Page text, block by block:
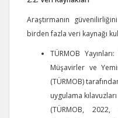
Araştırmanın
birden fazla veri kaynağı
TÜRMOB
Müşavirler ve
(TÜRMOB)
uygulama
(TÜRMOB,